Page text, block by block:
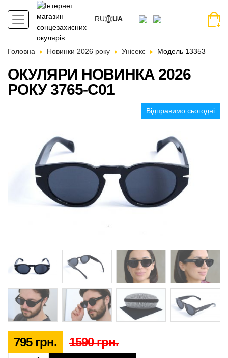
RU UA
Головна Новинки 2026 року Унісекс Модель 13353
ОКУЛЯРИ НОВИНКА 2026
РОКУ 3765-C01
Відправимо сьогодні
795 грн. 1590 грн.